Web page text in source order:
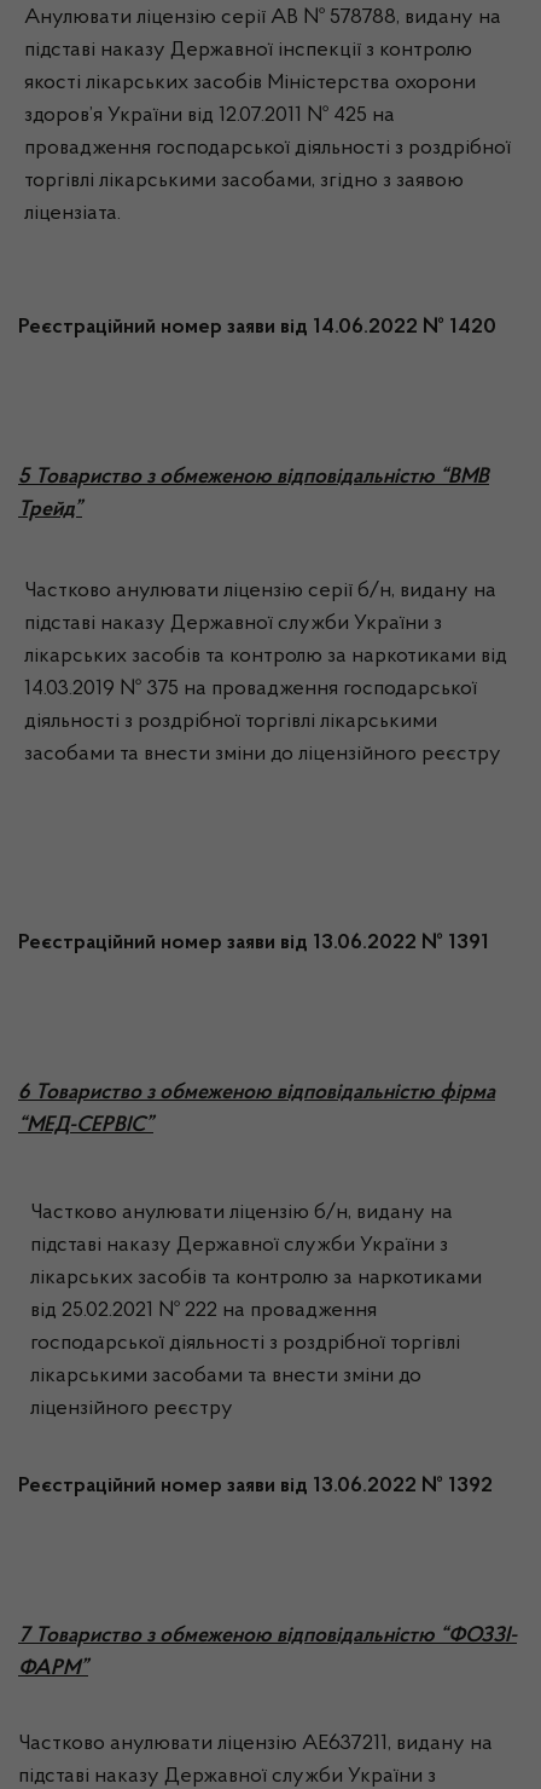
Анулювати ліцензію серії АВ № 578788, видану на
підставі наказу Державної інспекції з контролю
якості лікарських засобів Міністерства охорони
здоров’я України від 12.07.2011 № 425 на
провадження господарської діяльності з роздрібної
торгівлі лікарськими засобами, згідно з заявою
ліцензіата.
Реєстраційний номер заяви від 14.06.2022 № 1420
5 Товариство з обмеженою відповідальністю “ВМВ
Трейд”
Частково анулювати ліцензію серії б/н, видану на
підставі наказу Державної служби України з
лікарських засобів та контролю за наркотиками від
14.03.2019 № 375 на провадження господарської
діяльності з роздрібної торгівлі лікарськими
засобами та внести зміни до ліцензійного реєстру
Реєстраційний номер заяви від 13.06.2022 № 1391
6 Товариство з обмеженою відповідальністю фірма
“МЕД-СЕРВІС”
Частково анулювати ліцензію б/н, видану на
підставі наказу Державної служби України з
лікарських засобів та контролю за наркотиками
від 25.02.2021 № 222 на провадження
господарської діяльності з роздрібної торгівлі
лікарськими засобами та внести зміни до
ліцензійного реєстру
Реєстраційний номер заяви від 13.06.2022 № 1392
7 Товариство з обмеженою відповідальністю “ФОЗЗІ-
ФАРМ”
Частково анулювати ліцензію АЕ637211, видану на
підставі наказу Державної служби України з